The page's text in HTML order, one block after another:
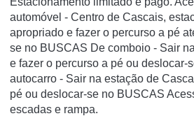
automóvel - Centro de Cascais,
apropriado e fazer o percurso a pé
se no BUSCAS De comboio - Sair
e fazer o percurso a pé ou deslocar-
autocarro - Sair na estação de
pé ou deslocar-se no BUSCAS
escadas e rampa.